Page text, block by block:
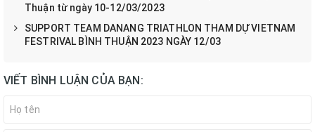
Thuận từ ngày 10-12/03/2023
SUPPORT TEAM DANANG TRIATHLON THAM DỰ VIETNAM
FESTRIVAL BÌNH THUẬN 2023 NGÀY 12/03
VIẾT BÌNH LUẬN CỦA BẠN: